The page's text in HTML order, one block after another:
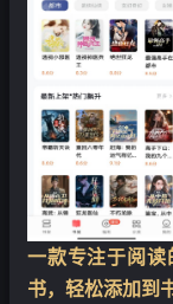
一款专注于阅
书，轻松添加到